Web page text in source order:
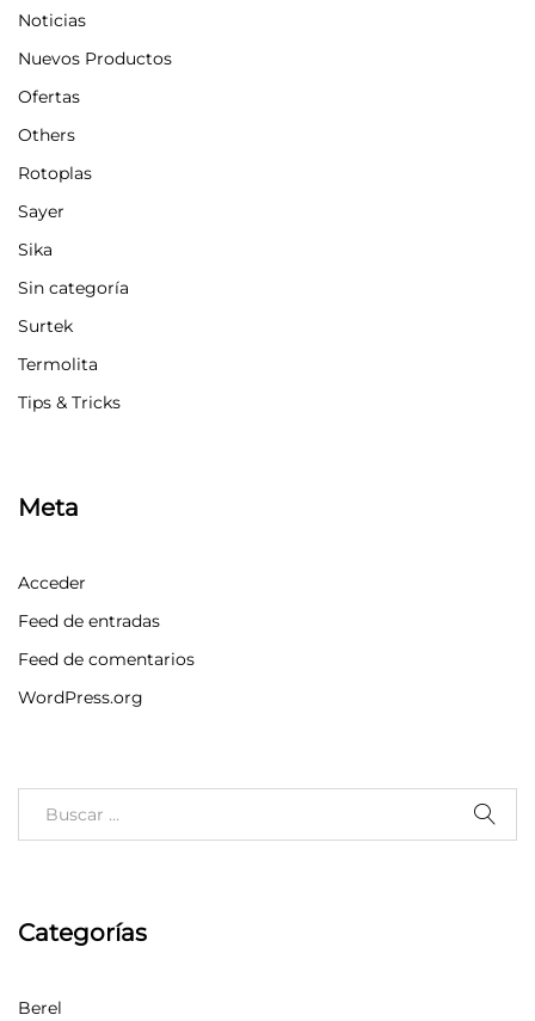
Noticias
Nuevos Productos
Ofertas
Others
Rotoplas
Sayer
Sika
Sin categoría
Surtek
Termolita
Tips & Tricks
Meta
Acceder
Feed de entradas
Feed de comentarios
WordPress.org
Categorías
Berel